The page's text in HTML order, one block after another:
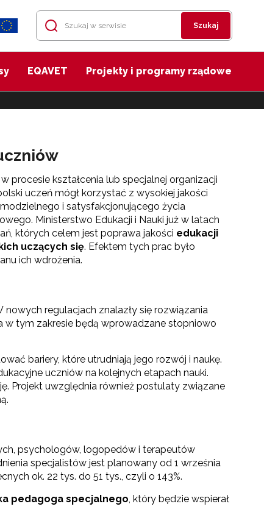
Szukaj
EQAVET Projekty i programy rządowe
procesie kształcenia lub specjalnej organizacji
uczeń mógł korzystać z wysokiej jakości
i satysfakcjonującego życia
Ministerstwo Edukacji i Nauki już w latach
których celem jest poprawa jakości edukacji
uczących się. Efektem tych prac było
ich wdrożenia.
nowych regulacjach znalazły się rozwiązania
w tym zakresie będą wprowadzane stopniowo
bariery, które utrudniają jego rozwój i naukę.
uczniów na kolejnych etapach nauki.
Projekt uwzględnia również postulaty związane
psychologów, logopedów i terapeutów
specjalistów jest planowany od 1 września
ok. 22 tys. do 51 tys., czyli o 143%.
pedagoga specjalnego, który będzie wspierał